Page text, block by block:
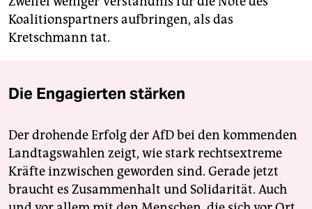
Koalitionspartners aufbringen, als das
Kretschmann tat.
Die Engagierten stärken
Der drohende Erfolg der AfD bei den kommenden
Landtagswahlen zeigt, wie stark rechtsextreme
Kräfte inzwischen geworden sind. Gerade jetzt
braucht es Zusammenhalt und Solidarität. Auch